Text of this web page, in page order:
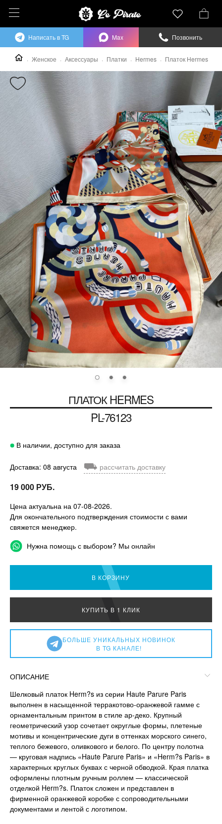
Женское Аксессуары Платки Hermes Платок Hermes
ПЛАТОКHERMES
PL-76123
В наличии, доступно для заказа
Доставка: 08 августа ⛟ рассчитать доставку
19 000 РУБ.
Цена актуальна на 07-08-2026.
Для окончательного подтверждения стоимости с вами
свяжется менеджер.
Нужна помощь с выбором? Мы онлайн
В КОРЗИНУ
КУПИТЬ В 1 КЛИК
БОЛЬШЕ УНИКАЛЬНЫХ НОВИНОК
В TG КАНАЛЕ!
ОПИСАНИЕ
Шелковый платок Herm?s из серии Haute Parure Paris
выполнен в насыщенной терракотово-оранжевой гамме с
орнаментальным принтом в стиле ар-деко. Крупный
геометрический узор сочетает округлые формы, плетеные
мотивы и концентрические дуги в оттенках морского синего,
теплого бежевого, оливкового и белого. По центру полотна
— круговая надпись «Haute Parure Paris» и «Herm?s Paris» в
характерных круглых буквах с черной обводкой. Края платка
оформлены плотным ручным роллем — классической
отделкой Herm?s. Платок сложен и представлен в
фирменной оранжевой коробке с сопроводительными
документами и лентой с логотипом.
Написать в TG Max Позвонить